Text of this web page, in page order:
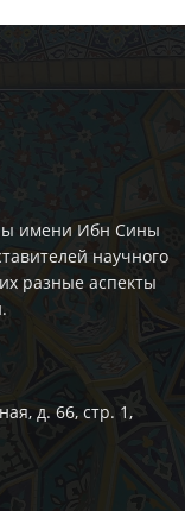
имени Ибн Сины
научного
разные аспекты
д. 66, стр. 1,